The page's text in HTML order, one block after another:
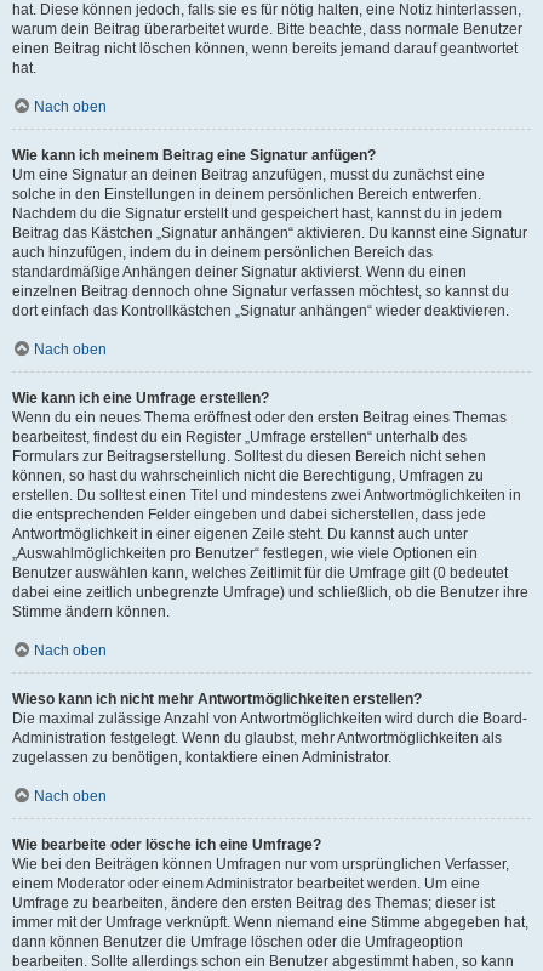
hat. Diese können jedoch, falls sie es für nötig halten, eine Notiz hinterlassen,
warum dein Beitrag überarbeitet wurde. Bitte beachte, dass normale Benutzer
einen Beitrag nicht löschen können, wenn bereits jemand darauf geantwortet
hat.
Nach oben
Wie kann ich meinem Beitrag eine Signatur anfügen?
Um eine Signatur an deinen Beitrag anzufügen, musst du zunächst eine
solche in den Einstellungen in deinem persönlichen Bereich entwerfen.
Nachdem du die Signatur erstellt und gespeichert hast, kannst du in jedem
Beitrag das Kästchen „Signatur anhängen“ aktivieren. Du kannst eine Signatur
auch hinzufügen, indem du in deinem persönlichen Bereich das
standardmäßige Anhängen deiner Signatur aktivierst. Wenn du einen
einzelnen Beitrag dennoch ohne Signatur verfassen möchtest, so kannst du
dort einfach das Kontrollkästchen „Signatur anhängen“ wieder deaktivieren.
Nach oben
Wie kann ich eine Umfrage erstellen?
Wenn du ein neues Thema eröffnest oder den ersten Beitrag eines Themas
bearbeitest, findest du ein Register „Umfrage erstellen“ unterhalb des
Formulars zur Beitragserstellung. Solltest du diesen Bereich nicht sehen
können, so hast du wahrscheinlich nicht die Berechtigung, Umfragen zu
erstellen. Du solltest einen Titel und mindestens zwei Antwortmöglichkeiten in
die entsprechenden Felder eingeben und dabei sicherstellen, dass jede
Antwortmöglichkeit in einer eigenen Zeile steht. Du kannst auch unter
„Auswahlmöglichkeiten pro Benutzer“ festlegen, wie viele Optionen ein
Benutzer auswählen kann, welches Zeitlimit für die Umfrage gilt (0 bedeutet
dabei eine zeitlich unbegrenzte Umfrage) und schließlich, ob die Benutzer ihre
Stimme ändern können.
Nach oben
Wieso kann ich nicht mehr Antwortmöglichkeiten erstellen?
Die maximal zulässige Anzahl von Antwortmöglichkeiten wird durch die Board-
Administration festgelegt. Wenn du glaubst, mehr Antwortmöglichkeiten als
zugelassen zu benötigen, kontaktiere einen Administrator.
Nach oben
Wie bearbeite oder lösche ich eine Umfrage?
Wie bei den Beiträgen können Umfragen nur vom ursprünglichen Verfasser,
einem Moderator oder einem Administrator bearbeitet werden. Um eine
Umfrage zu bearbeiten, ändere den ersten Beitrag des Themas; dieser ist
immer mit der Umfrage verknüpft. Wenn niemand eine Stimme abgegeben hat,
dann können Benutzer die Umfrage löschen oder die Umfrageoption
bearbeiten. Sollte allerdings schon ein Benutzer abgestimmt haben, so kann